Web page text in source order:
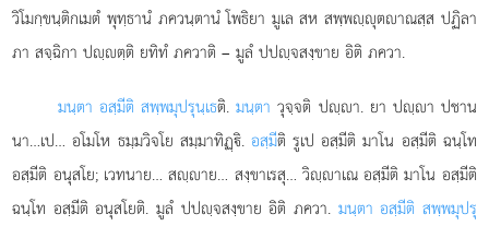
วิโมกฺขนฺติกเมตํ พุทฺธานํ ภควนฺตานํ โพธิยา มูเล สห สพฺพฺุตาณสฺส ปฏิลา
ภา สจฺฉิกา ปฺตฺติ ยทิทํ ภควาติ – มูลํ ปปฺจสงฺขาย อิติ ภควา.
มนฺตา อสฺมีติ สพฺพมุปรุนฺเธติ.มนฺตา วุจฺจติ ปฺา. ยา ปฺา ปชาน
นา…เป… อโมโห ธมฺมวิจโย สมฺมาทิฏฺิ. อสฺมีติ รูเป อสฺมีติ มาโน อสฺมีติ ฉนฺโท
อสฺมีติ อนุสโย; เวทนาย… สฺาย… สงฺขาเรสุ… วิฺาเณ อสฺมีติ มาโน อสฺมีติ
ฉนฺโท อสฺมีติ อนุสโยติ. มูลํ ปปฺจสงฺขาย อิติ ภควา. มนฺตา อสฺมีติ สพฺพมุปรุ